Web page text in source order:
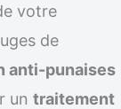
votre
de
anti-punaises
un traitement